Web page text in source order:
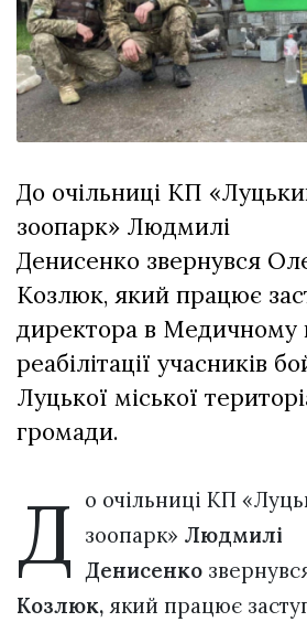
XIX
Спартакіада
VolWe...
29 Липня 2026
541 переглядів
Всі розділи
Лайф
Афіша
ZONE 18+
Політика конфіденційності
До очільниці КП
зоопарк» Людмилі
Денисенко звернувся
Козлюк, який працює
директора в Медичному
реабілітації учасників
Луцької міської
громади.
Д о очільниці КП
зоопарк» Людмилі
Денисенко
Козлюк, який працює